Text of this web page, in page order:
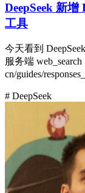
DeepSeek 新增
工具
今天看到
服务端 web_search
cn/guides/
# DeepSeek